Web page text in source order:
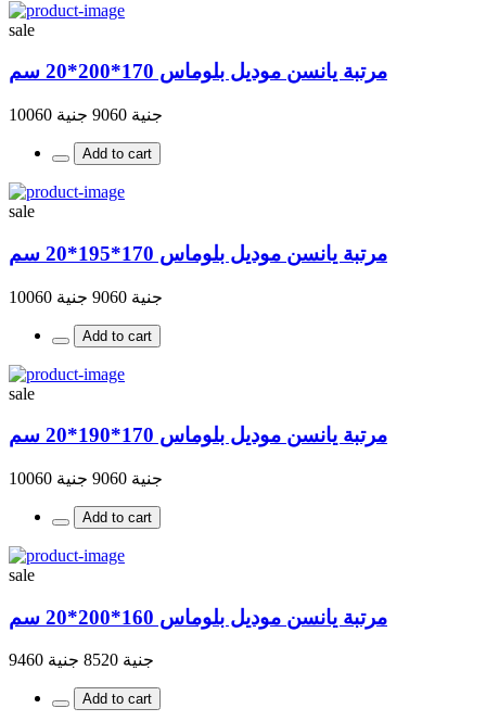
sale
مرتبة يانسن موديل بلوماس 170*200*20 سم
جنية 9060 جنية 10060
Add to cart
sale
مرتبة يانسن موديل بلوماس 170*195*20 سم
جنية 9060 جنية 10060
Add to cart
sale
مرتبة يانسن موديل بلوماس 170*190*20 سم
جنية 9060 جنية 10060
Add to cart
sale
مرتبة يانسن موديل بلوماس 160*200*20 سم
جنية 8520 جنية 9460
Add to cart